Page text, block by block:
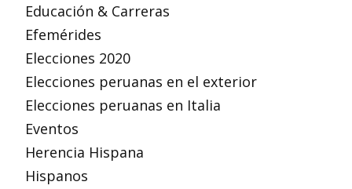
Educación & Carreras
Efemérides
Elecciones 2020
Elecciones peruanas en el exterior
Elecciones peruanas en Italia
Eventos
Herencia Hispana
Hispanos